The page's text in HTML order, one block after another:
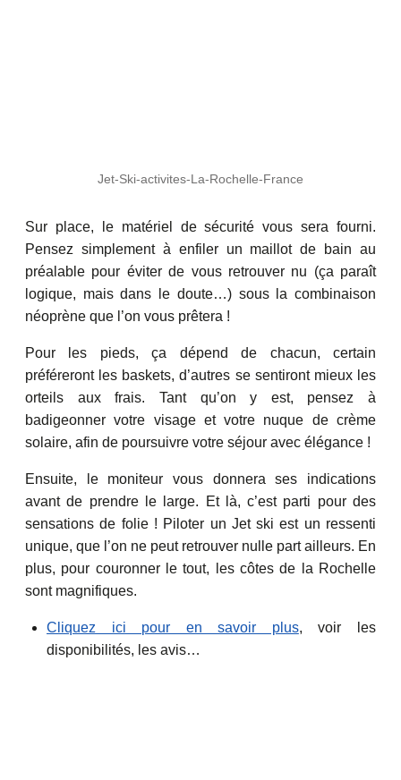
Jet-Ski-activites-La-Rochelle-France
Sur place, le matériel de sécurité vous sera fourni.
Pensez simplement à enfiler un maillot de bain au
préalable pour éviter de vous retrouver nu (ça paraît
logique, mais dans le doute…) sous la combinaison
néoprène que l’on vous prêtera !
Pour les pieds, ça dépend de chacun, certain
préféreront les baskets, d’autres se sentiront mieux les
orteils aux frais. Tant qu’on y est, pensez à
badigeonner votre visage et votre nuque de crème
solaire, afin de poursuivre votre séjour avec élégance !
Ensuite, le moniteur vous donnera ses indications
avant de prendre le large. Et là, c’est parti pour des
sensations de folie ! Piloter un Jet ski est un ressenti
unique, que l’on ne peut retrouver nulle part ailleurs. En
plus, pour couronner le tout, les côtes de la Rochelle
sont magnifiques.
Cliquez ici pour en savoir plus, voir les
disponibilités, les avis…